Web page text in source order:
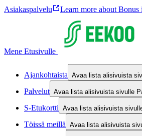
Asiakaspalvelu Learn more about Bonus
Mene Etusivulle
Ajankohtaista Avaa lista alisivuista
Palvelut Avaa lista alisivuista sivulle
S-Etukortti Avaa lista alisivuista
Töissä meillä Avaa lista alisivuista